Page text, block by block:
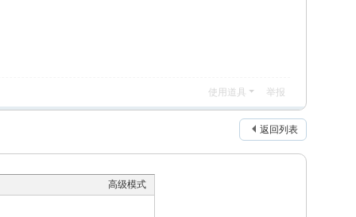
使用道具 举报
返回列表
高级模式